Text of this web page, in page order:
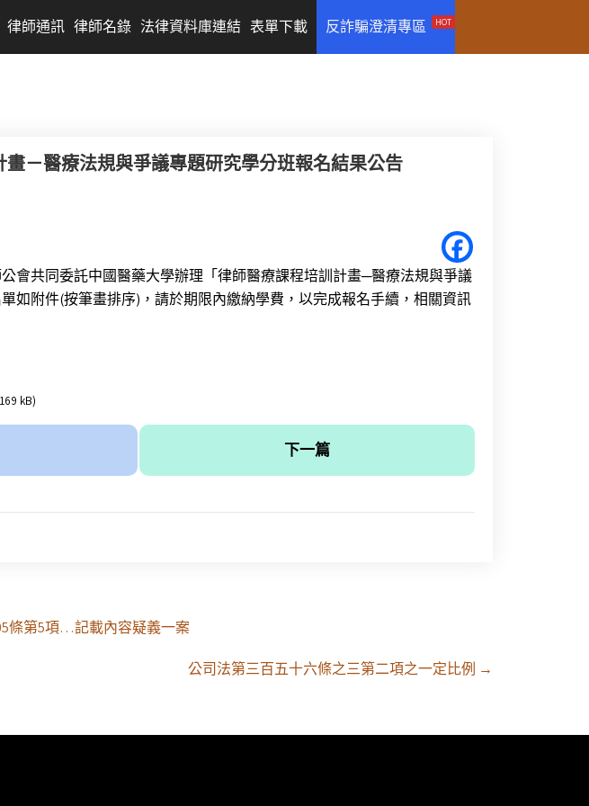
律師通訊 律師名錄 法律資料庫連結 表單下載 反詐騙澄清專區 HOT
畫－醫療法規與爭議專題研究學分班報名結果公告
會共同委託中國醫藥大學辦理「律師醫療課程培訓計畫─醫療法規與爭議
如附件(按筆畫排序)，請於期限內繳納學費，以完成報名手續，相關資訊
kB)
下一篇
條第5項…記載內容疑義一案
公司法第三百五十六條之三第二項之一定比例 →